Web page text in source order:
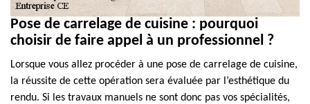
Pose de carrelage de cuisine : pourquoi
choisir de faire appel à un professionnel ?
Lorsque vous allez procéder à une pose de carrelage de cuisine,
la réussite de cette opération sera évaluée par l’esthétique du
rendu. Si les travaux manuels ne sont donc pas vos spécialités,